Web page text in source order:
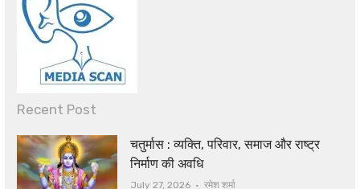
Recent Post
चतुर्मास : व्यक्ति, परिवार, समाज और राष्ट्र
निर्माण की अवधि
July 27, 2026 Author
रमेश शर्मा